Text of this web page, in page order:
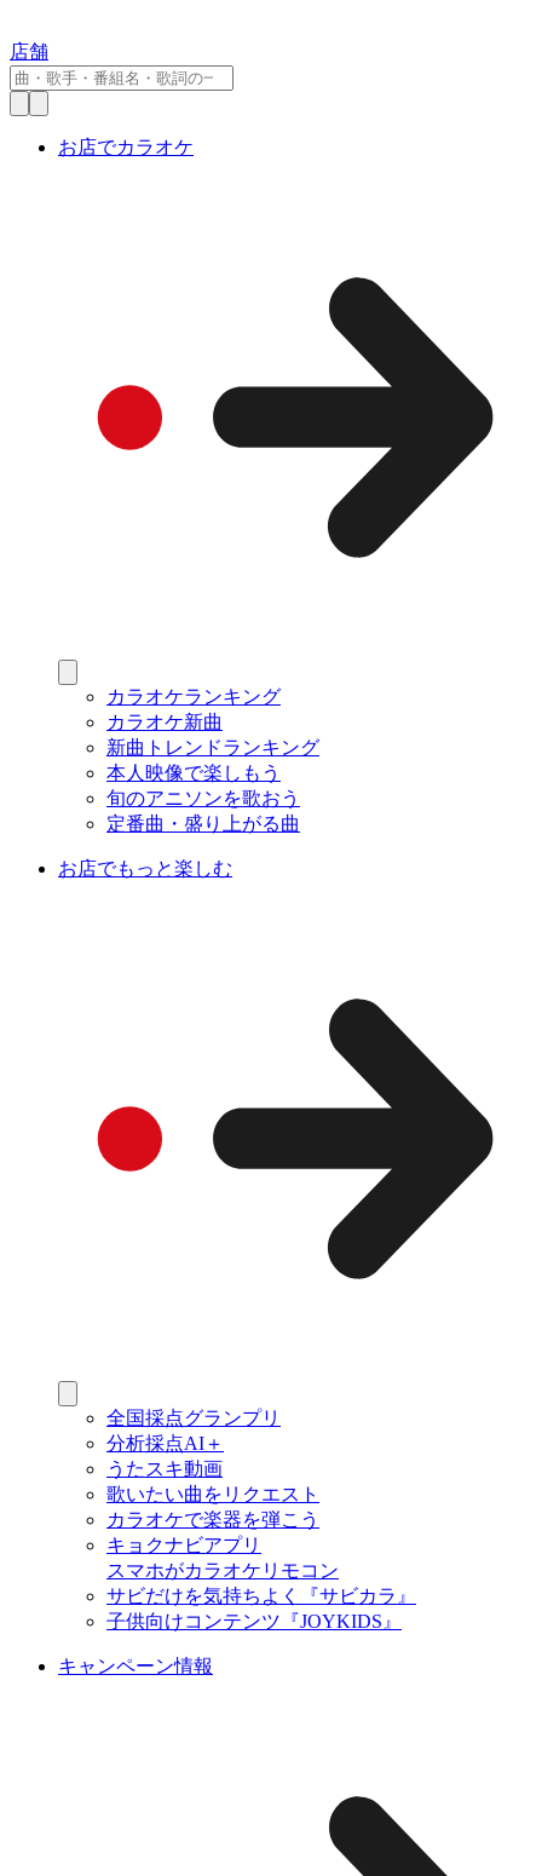
店舗
お店でカラオケ
カラオケランキング
カラオケ新曲
新曲トレンドランキング
本人映像で楽しもう
旬のアニソンを歌おう
定番曲・盛り上がる曲
お店でもっと楽しむ
全国採点グランプリ
分析採点AI＋
うたスキ動画
歌いたい曲をリクエスト
カラオケで楽器を弾こう
キョクナビアプリ
スマホがカラオケリモコン
サビだけを気持ちよく『サビカラ』
子供向けコンテンツ『JOYKIDS』
キャンペーン情報